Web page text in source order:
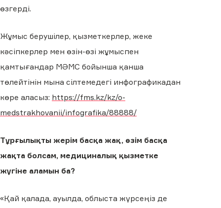
өзгерді.
Жұмыс берушілер, қызметкерлер, жеке
кәсіпкерлер мен өзін-өзі жұмыспен
қамтығандар МӘМС бойынша қанша
төлейтінін мына сілтемедегі инфографикадан
көре аласыз: https://fms.kz/kz/o-
medstrakhovanii/infografika/88888/
Тұрғылықты жерім басқа жақ, өзім басқа
жақта болсам, медициналық қызметке
жүгіне аламын ба?
«Қай қалада, ауылда, облыста жүрсеңіз де